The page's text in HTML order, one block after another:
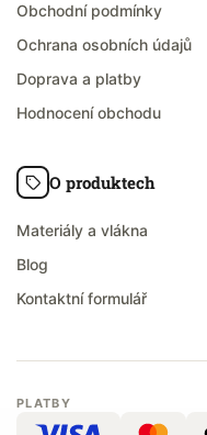
Obchodní podmínky
Ochrana osobních údajů
Doprava a platby
Hodnocení obchodu
O produktech
Materiály a vlákna
Blog
Kontaktní formulář
PLATBY